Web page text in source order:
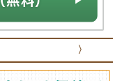
〉